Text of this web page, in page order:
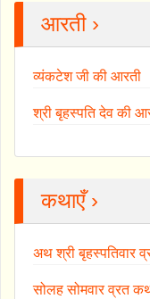
आरती ›
व्यंकटेश जी की आरती
श्री बृहस्पति देव की
कथाएँ ›
अथ श्री बृहस्पतिवार
सोलह सोमवार व्रत